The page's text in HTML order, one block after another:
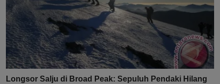
Longsor Salju di Broad Peak: Sepuluh Pendaki Hilang